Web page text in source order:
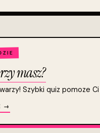
masz?
Szybki quiz pomoze
→